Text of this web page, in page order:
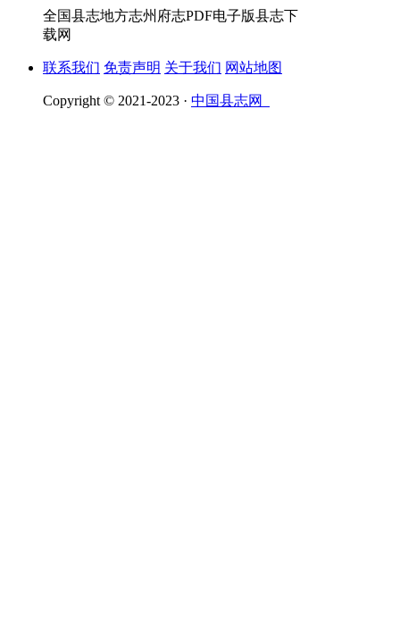
全国县志地方志州府志PDF电子版县志下
载网
联系我们 免责声明 关于我们 网站地图
Copyright © 2021-2023 · 中国县志网